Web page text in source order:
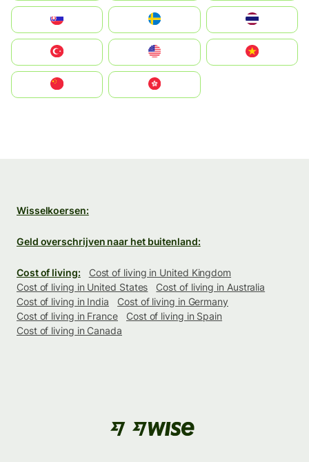
United States
中國香港特別行政區
Wisselkoersen:
Geld overschrijven naar het buitenland:
Cost of living:
Cost of living in United Kingdom
Cost of living in United States
Cost of living in Australia
Cost of living in India
Cost of living in Germany
Cost of living in France
Cost of living in Spain
Cost of living in Canada